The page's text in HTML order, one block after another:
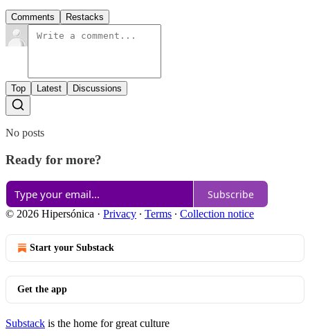
Comments Restacks
Top Latest Discussions
No posts
Ready for more?
Subscribe
© 2026 Hipersónica · Privacy ∙ Terms ∙ Collection notice
Start your Substack
Get the app
Substack is the home for great culture